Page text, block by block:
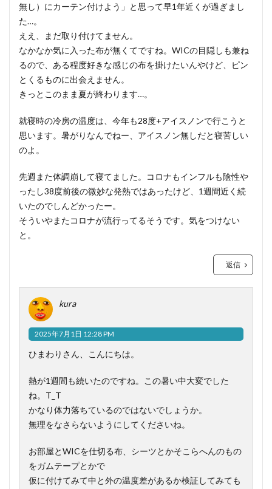
無し）にカーテン付けよう」と思って早1年近くが過ぎまし
た…。
ええ、まだ取り付けてません。
なかなか気に入った布が無くてですね。WICの目隠しも兼ね
るので、ある程度好きな感じの布を掛けたいんやけど、ピン
とくるものに出会えません。
きっとこのまま夏が終わります…。
就寝時の冷房の温度は、今年も28度+アイスノンで行こうと
思います。暑がりなんでねー、アイスノン無しだと寝苦しい
のよ。
先週また体調崩して寝てました。コロナもインフルも陰性や
ったし38度前後の微妙な発熱ではあったけど、1週間近く続
いたのでしんどかったー。
そういやまたコロナが流行ってるそうです。気をつけない
と。
返信
kura
2025年7月1日 12:28 PM
ひまわりさん、こんにちは。
熱が1週間も続いたのですね。この暑い中大変でした
ね。T_T
かなり体力落ちているのではないでしょうか。
無理をなさらないようにしてくださいね。
お部屋とWICを仕切る布、シーツとかそこらへんのもの
をガムテープとかで
仮に付けてみて中と外の温度差があるか検証してみても